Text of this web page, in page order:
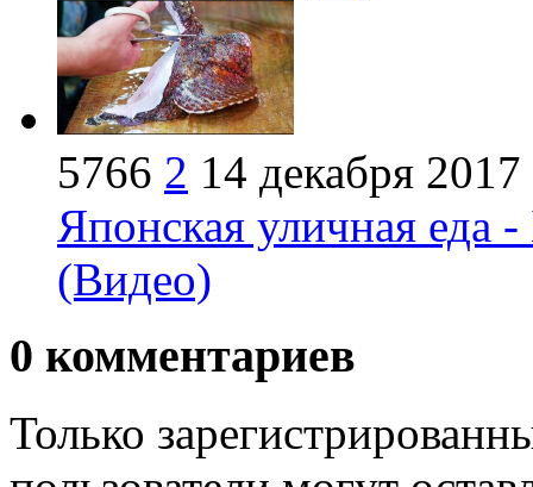
5766 2 14 декабря 2017
Японская уличная еда
(Видео)
0 комментариев
Только